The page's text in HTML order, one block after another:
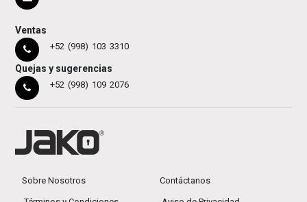
Ventas
+52 (998) 103 3310
Quejas y sugerencias
+52 (998) 109 2076
Sobre Nosotros Contáctanos